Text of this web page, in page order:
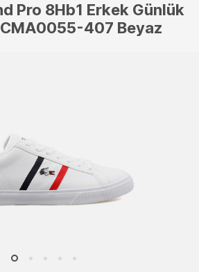
Pro 8Hb1 Erkek Günlük
407 Beyaz